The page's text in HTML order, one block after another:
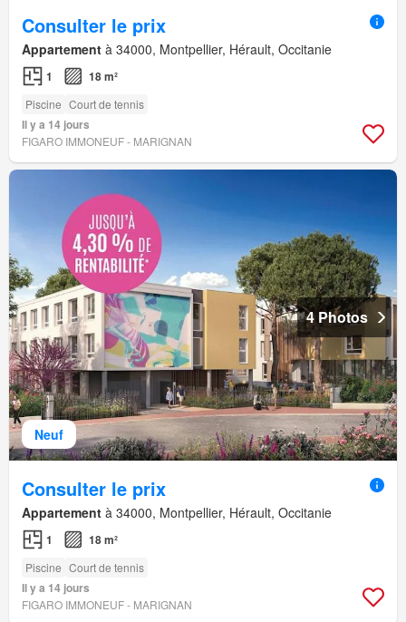
Consulter le prix
Appartement à 34000, Montpellier, Hérault, Occitanie
1 18 m²
Piscine Court de tennis
Il y a 14 jours
FIGARO IMMONEUF - MARIGNAN
Neuf
4 Photos
Consulter le prix
Appartement à 34000, Montpellier, Hérault, Occitanie
1 18 m²
Piscine Court de tennis
Il y a 14 jours
FIGARO IMMONEUF - MARIGNAN